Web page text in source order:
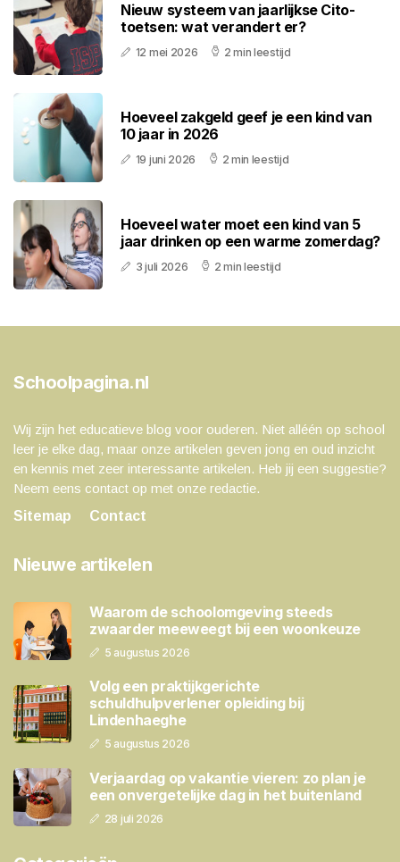
Nieuw systeem van jaarlijkse Cito-
toetsen: wat verandert er?
12 mei 2026 2 min leestijd
Hoeveel zakgeld geef je een kind van
10 jaar in 2026
19 juni 2026 2 min leestijd
Hoeveel water moet een kind van 5
jaar drinken op een warme zomerdag?
3 juli 2026 2 min leestijd
Schoolpagina.nl
Wij zijn het educatieve blog voor ouderen. Niet alléén op school
leer je elke dag, maar onze artikelen geven jong en oud inzicht
en kennis met zeer interessante artikelen. Heb jij een suggestie?
Neem eens contact op met onze redactie.
Sitemap
Contact
Nieuwe artikelen
Waarom de schoolomgeving steeds
zwaarder meeweegt bij een woonkeuze
5 augustus 2026
Volg een praktijkgerichte
schuldhulpverlener opleiding bij
Lindenhaeghe
5 augustus 2026
Verjaardag op vakantie vieren: zo plan je
een onvergetelijke dag in het buitenland
28 juli 2026